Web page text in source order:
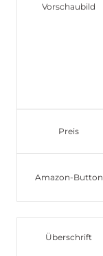
Vorschaubild
Preis
Amazon-Button
Überschrift